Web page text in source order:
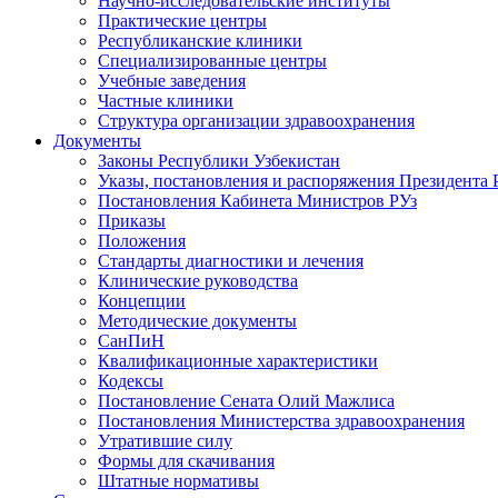
Практические центры
Республиканские клиники
Специализированные центры
Учебные заведения
Частные клиники
Структура организации здравоохранения
Документы
Законы Республики Узбекистан
Указы, постановления и распоряжения Президента
Постановления Кабинета Министров РУз
Приказы
Положения
Стандарты диагностики и лечения
Клинические руководства
Концепции
Методические документы
СанПиН
Квалификационные характеристики
Кодексы
Постановление Сената Олий Мажлиса
Постановления Министерства здравоохранения
Утратившие силу
Формы для скачивания
Штатные нормативы